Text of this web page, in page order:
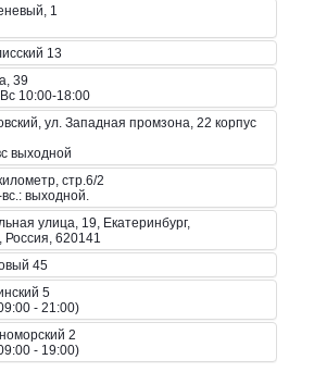
1
13
39
10:00-18:00
ул. Западная промзона, 22 корпус
выходной
стр.6/2
выходной.
улица, 19, Екатеринбург,
Россия, 620141
45
5
- 21:00)
2
- 19:00)